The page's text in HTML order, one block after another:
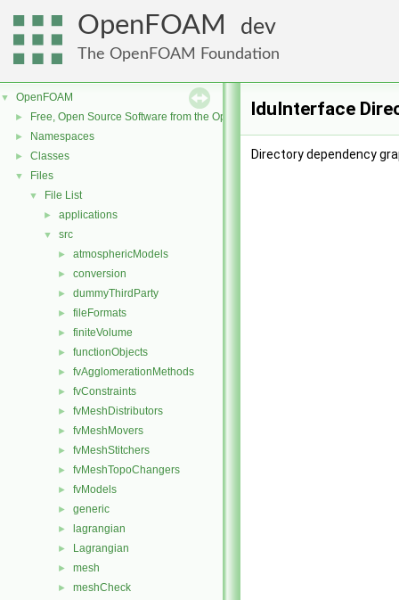
OpenFOAM dev
The OpenFOAM Foundation
▼ OpenFOAM
► Free, Open Source Software from the OpenFOAM Foundation
► Namespaces
► Classes
▼ Files
▼ File List
► applications
▼ src
► atmosphericModels
► conversion
► dummyThirdParty
► fileFormats
► finiteVolume
► functionObjects
► fvAgglomerationMethods
► fvConstraints
► fvMeshDistributors
► fvMeshMovers
► fvMeshStitchers
► fvMeshTopoChangers
► fvModels
► generic
► lagrangian
► Lagrangian
► mesh
► meshCheck
lduInterface
Directory dependency